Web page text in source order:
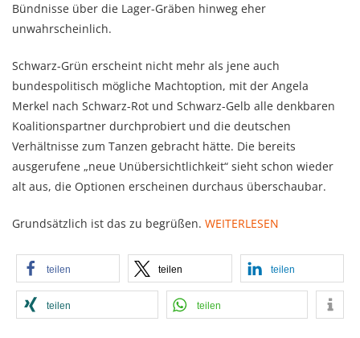
Bündnisse über die Lager-Gräben hinweg eher
unwahrscheinlich.
Schwarz-Grün erscheint nicht mehr als jene auch
bundespolitisch mögliche Machtoption, mit der Angela
Merkel nach Schwarz-Rot und Schwarz-Gelb alle denkbaren
Koalitionspartner durchprobiert und die deutschen
Verhältnisse zum Tanzen gebracht hätte. Die bereits
ausgerufene „neue Unübersichtlichkeit“ sieht schon wieder
alt aus, die Optionen erscheinen durchaus überschaubar.
Grundsätzlich ist das zu begrüßen. WEITERLESEN
teilen teilen teilen
teilen teilen